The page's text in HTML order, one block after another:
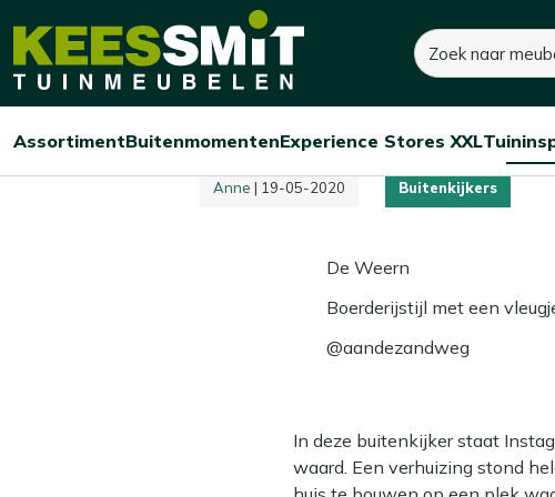
Kees
Tuinmeubelen
Zoeken
Open/sluit
Assortiment
Open/sluit
Buitenmomenten
Open/sluit
Experience Stores XXL
Kees ruimt op! Tot 60% korting
Home Tuininspiratie Moderne boerderijtuin
Buitenkijken bij
Anne | 19-05-2020 Buitenkijkers
De Weern
Boerderijstijl met een
@aandezandweg
In deze buitenkijker staat
waard. Een verhuizing stond